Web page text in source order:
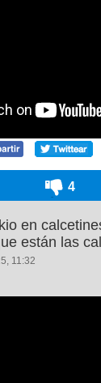
4
en
están las
11:32